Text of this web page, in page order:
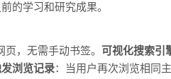
的学习和研究成果。
，无需手动书签。 可视化搜索引
浏览记录：当用户再次浏览相同